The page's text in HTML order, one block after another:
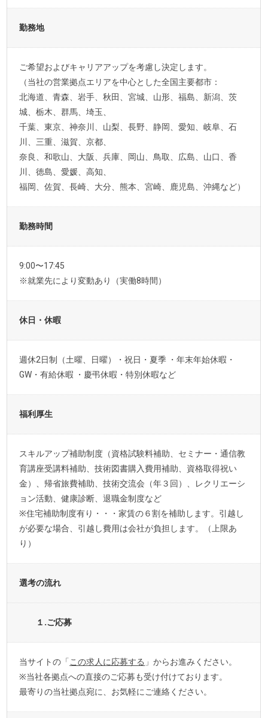
勤務地
ご希望およびキャリアアップを考慮し決定します。
（当社の営業拠点エリアを中心とした全国主要都市：
北海道、青森、岩手、秋田、宮城、山形、福島、新潟、茨
城、栃木、群馬、埼玉、
千葉、東京、神奈川、山梨、長野、静岡、愛知、岐阜、石
川、三重、滋賀、京都、
奈良、和歌山、大阪、兵庫、岡山、鳥取、広島、山口、香
川、徳島、愛媛、高知、
福岡、佐賀、長崎、大分、熊本、宮崎、鹿児島、沖縄など）
勤務時間
9:00〜17:45
※就業先により変動あり（実働8時間）
休日・休暇
週休2日制（土曜、日曜）・祝日・夏季 ・年末年始休暇・
GW・有給休暇 ・慶弔休暇・特別休暇など
福利厚生
スキルアップ補助制度（資格試験料補助、セミナー・通信教
育講座受講料補助、技術図書購入費用補助、資格取得祝い
金）、帰省旅費補助、技術交流会（年３回）、レクリエーシ
ョン活動、健康診断、退職金制度など
※住宅補助制度有り・・・家賃の６割を補助します。引越し
が必要な場合、引越し費用は会社が負担します。（上限あ
り）
選考の流れ
１.ご応募
当サイトの「この求人に応募する 」からお進みください。
※当社各拠点への直接のご応募も受け付けております。
最寄りの当社拠点宛に、お気軽にご連絡ください。